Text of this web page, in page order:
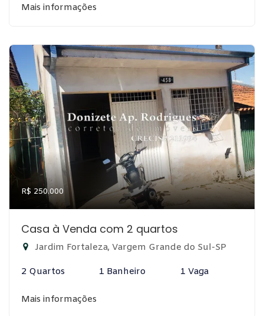
Mais informações
R$ 250.000
Casa à Venda com 2 quartos
Jardim Fortaleza, Vargem Grande do Sul-SP
2 Quartos 1 Banheiro 1 Vaga
Mais informações